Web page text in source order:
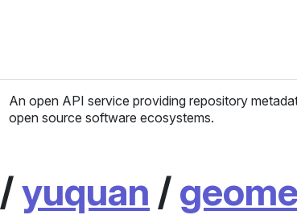
An open API service providing repository
open source software ecosystems.
/yuquan /